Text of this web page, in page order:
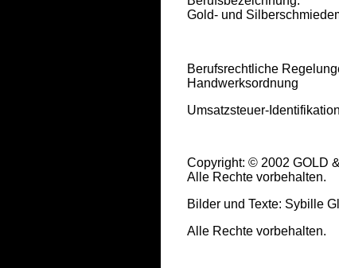
Gold- und
Berufsrechtliche
Handwerksordnung
Umsatzsteuer-
Copyright: © 2002 GOLD
Alle Rechte vorbehalten.
Bilder und Texte: Sybille
Alle Rechte vorbehalten.